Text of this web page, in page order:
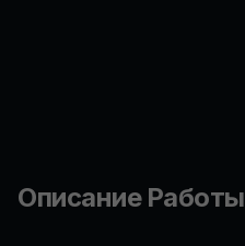
Описание Работы